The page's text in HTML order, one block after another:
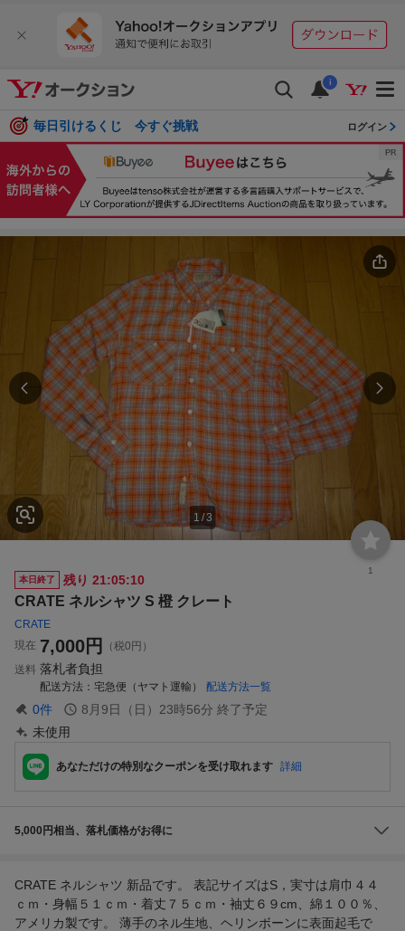
i
毎日引けるくじ 今すぐ挑戦 ログイン
1 /3
1
本日終了
残り 21:05:09
CRATE ネルシャツ S 橙 クレート
CRATE
現在 7,000円
（税0円）
送料 落札者負担
配送方法 宅急便（ヤマト運輸） 配送方法一覧
0件 8月9日（日）23時56分 終了予定
未使用
あなただけの特別なクーポンを受け取れます 詳細
5,000円相当、落札価格がお得に
CRATE ネルシャツ 新品です。 表記サイズはS，実寸は肩巾４４
ｃｍ・身幅５１ｃｍ・着丈７５ｃｍ・袖丈６９cm、綿１００％、
アメリカ製です。 薄手のネル生地、ヘリンボーンに表面起毛で